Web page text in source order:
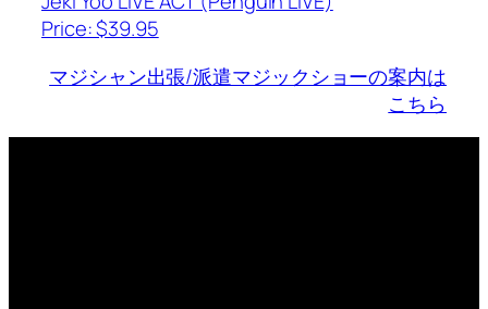
Price: $39.95
マジシャン出張/派遣マジックショーの案内は
こちら